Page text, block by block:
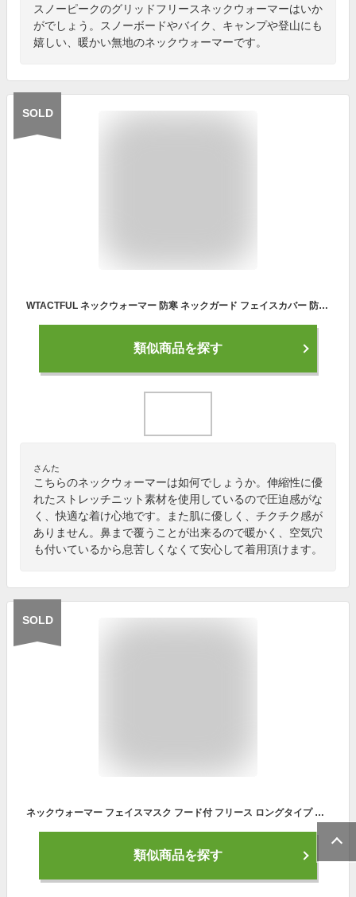
スノーピークのグリッドフリースネックウォーマーはいか
がでしょう。スノーボードやバイク、キャンプや登山にも
嬉しい、暖かい無地のネックウォーマーです。
SOLD
WTACTFUL ネックウォーマー 防寒 ネックガード フェイスカバー 防風 UVカット 吸汗速乾 ・スノボ・バイク・自転車・釣り・登山・屋外コンバットなど・男女兼用 レッド
類似商品を探す
さんた
こちらのネックウォーマーは如何でしょうか。伸縮性に優
れたストレッチニット素材を使用しているので圧迫感がな
く、快適な着け心地です。また肌に優しく、チクチク感が
ありません。鼻まで覆うことが出来るので暖かく、空気穴
も付いているから息苦しくなくて安心して着用頂けます。
SOLD
ネックウォーマー フェイスマスク フード付 フリース ロングタイプ 防寒 防風 マフラー スキー スノーボード メンズ レディース アウトドアスポーツ用 風除け 自転車 ウィンタースポーツ 通勤 通学 ポイント消化 送料無料 ss cp cpy
類似商品を探す